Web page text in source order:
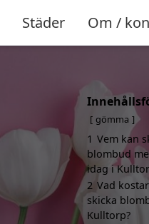
Städer Om /
gömma
1 Vem kan
blombud
idag i
2 Vad
skicka
Kulltorp?